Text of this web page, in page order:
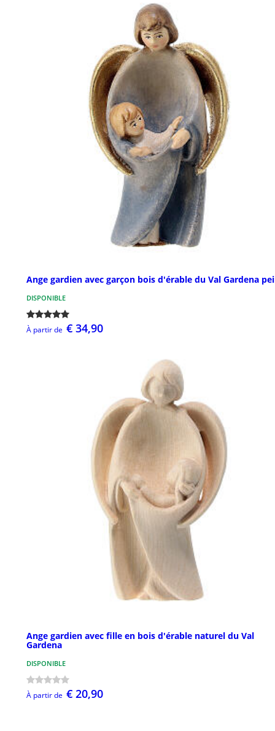
Ange gardien avec garçon bois d'érable du Val Gardena
DISPONIBLE
À partir de € 34,90
Ange gardien avec fille en bois d'érable naturel du Val
Gardena
DISPONIBLE
À partir de € 20,90